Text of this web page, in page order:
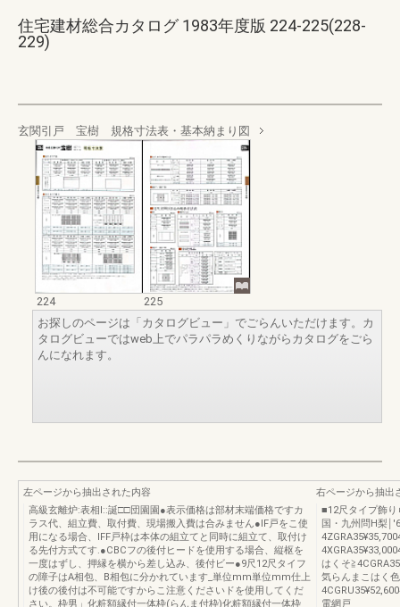
住宅建材総合カタログ 1983年度版 224-225(228-
229)
玄関引戸 宝樹 規格寸法表・基本納まり図
224
225
お探しのページは「カタログビュー」でごらんいただけます。カ
タログビューではweb上でパラパラめくりながらカタログをごら
んになれます。
左ページから抽出された内容
高級玄離炉:表相l::誕□□団園園●表示価格は部材末端価格ですカ
ラス代、組立費、取付費、現場搬入費は合みません●IF戸をこ使
用になる場合、IFF戸枠は本体の組立てと同時に組立て、取付け
る先付方式てす.●CBCフの後付ヒードを使用する場合、縦枢を
一度はずし、押縁を横から差し込み、後付ビー●9尺12尺タイフ
の障子はA相包、B相包に分かれています_単位mm単位mm仕上
け後の後付は不可能ですからこ注意くださいドを使用してくだ
さい。枠男」化粧額縁付一体枠(らんま付枠)化粧額縁付一体枠
右ページから抽出
■12尺タイプ飾
国・九州問H梨￨
はくそ
気らんまこはく
電網戸